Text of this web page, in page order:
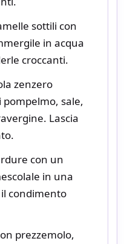
sottili con
in acqua
croccanti.
zenzero
sale,
Lascia
con un
in una
condimento
prezzemolo,